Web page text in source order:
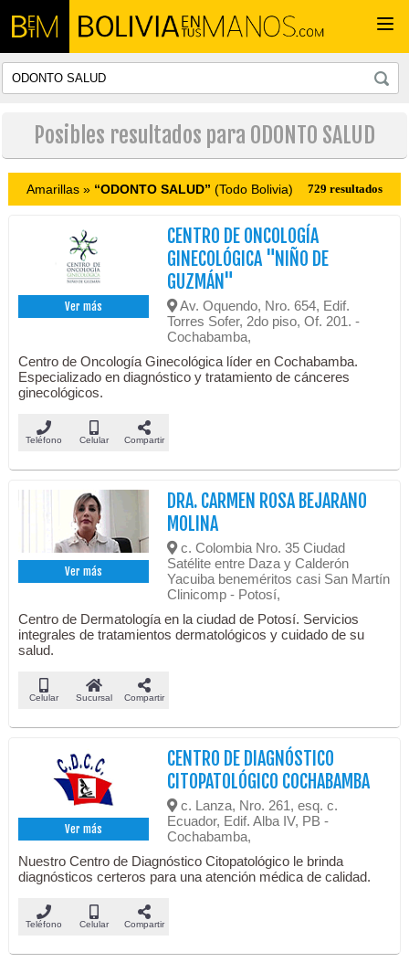
Posibles resultados para ODONTO SALUD
Amarillas » “ODONTO SALUD” (Todo Bolivia) 729 resultados
Ver más
CENTRO DE ONCOLOGÍA
GINECOLÓGICA "NIÑO DE
GUZMÁN"
Av. Oquendo, Nro. 654, Edif.
Torres Sofer, 2do piso, Of. 201. -
Cochabamba,
Centro de Oncología Ginecológica líder en Cochabamba.
Especializado en diagnóstico y tratamiento de cánceres
ginecológicos.
Teléfono Celular Compartir
Ver más
DRA. CARMEN ROSA BEJARANO
MOLINA
c. Colombia Nro. 35 Ciudad
Satélite entre Daza y Calderón
Yacuiba beneméritos casi San Martín
Clinicomp - Potosí,
Centro de Dermatología en la ciudad de Potosí. Servicios
integrales de tratamientos dermatológicos y cuidado de su
salud.
Celular Sucursal Compartir
Ver más
CENTRO DE DIAGNÓSTICO
CITOPATOLÓGICO COCHABAMBA
c. Lanza, Nro. 261, esq. c.
Ecuador, Edif. Alba IV, PB -
Cochabamba,
Nuestro Centro de Diagnóstico Citopatológico le brinda
diagnósticos certeros para una atención médica de calidad.
Teléfono Celular Compartir